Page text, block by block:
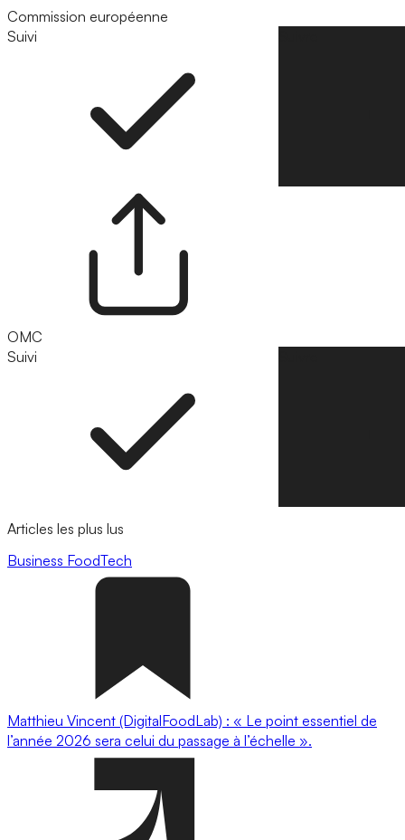
Commission européenne
Suivi
OMC
Suivi
Articles les plus lus
Business FoodTech
Matthieu Vincent (DigitalFoodLab) : « Le point essentiel de
l’année 2026 sera celui du passage à l’échelle ».